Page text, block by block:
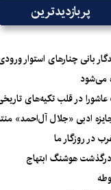
پربازدیدترین
بانی چنارهای استوار
می‌شود
در قلب تکیه‌های
ادبی «جلال آل‌احمد»
در روزگار ما
هوشنگ ابتهاج